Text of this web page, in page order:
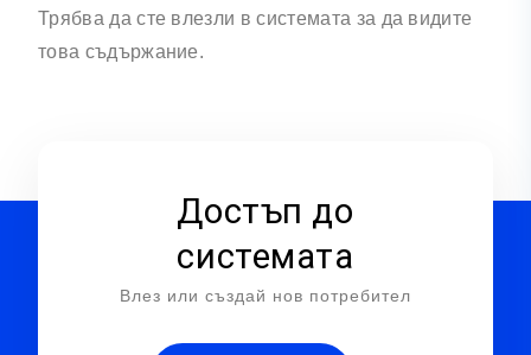
Трябва да сте влезли в системата за да видите
това съдържание.
Достъп до
системата
Влез или създай нов потребител